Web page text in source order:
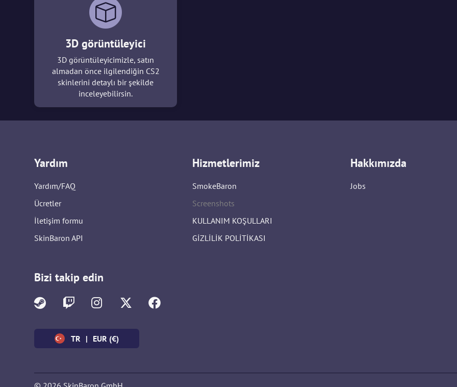
3D görüntüleyici
3D görüntüleyicimizle, satın
almadan önce ilgilendiğin CS2
skinlerini detaylı bir şekilde
inceleyebilirsin.
Yardım
Yardım/FAQ
Ücretler
İletişim formu
SkinBaron API
Hizmetlerimiz
SmokeBaron
Screenshots
KULLANIM KOŞULLARI
GİZLİLİK POLİTİKASI
Hakkımızda
Jobs
Bizi takip edin
TR | EUR (€)